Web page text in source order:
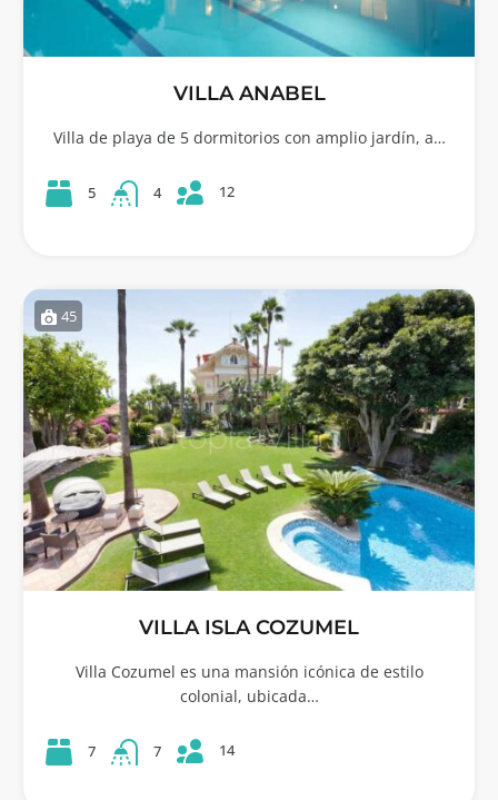
VILLA ANABEL
Villa de playa de 5 dormitorios con amplio jardín, a…
5 4 12
45
VILLA ISLA COZUMEL
Villa Cozumel es una mansión icónica de estilo
colonial, ubicada…
7 7 14